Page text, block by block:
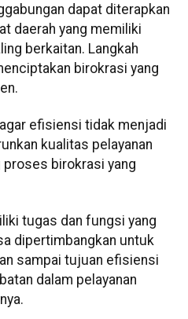
dapat diterapkan
daerah yang memiliki
berkaitan. Langkah
birokrasi yang
efisiensi tidak menjadi
kualitas pelayanan
birokrasi yang
tugas dan fungsi yang
dipertimbangkan untuk
sampai tujuan efisiensi
dalam pelayanan